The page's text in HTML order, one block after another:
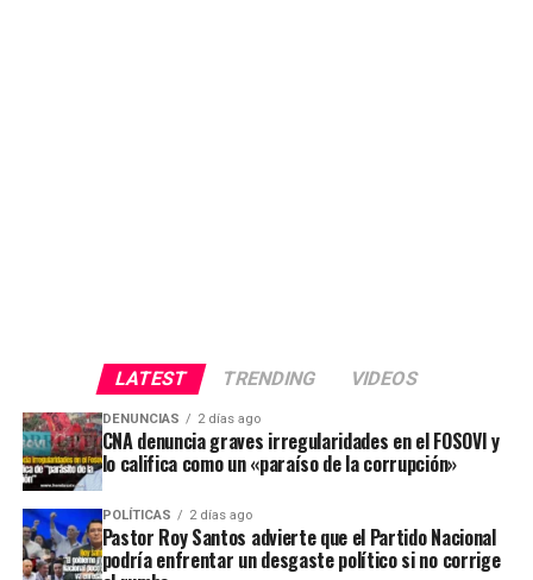
LATEST TRENDING VIDEOS
DENUNCIAS 2 días ago
CNA denuncia graves irregularidades en el FOSOVI y
lo califica como un «paraíso de la corrupción»
POLÍTICAS 2 días ago
Pastor Roy Santos advierte que el Partido Nacional
podría enfrentar un desgaste político si no corrige